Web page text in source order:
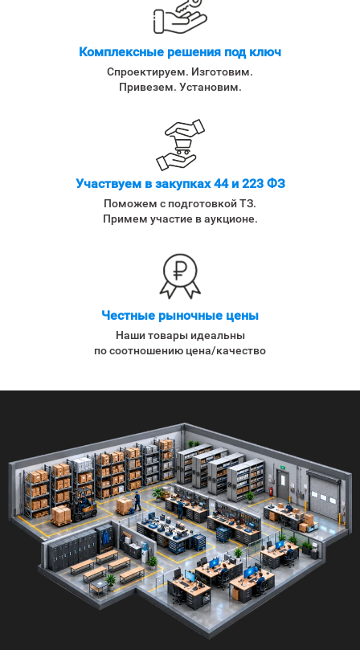
Комплексные решения под ключ
Спроектируем. Изготовим.
Привезем. Установим.
Участвуем в закупках 44 и 223 ФЗ
Поможем с подготовкой ТЗ.
Примем участие в аукционе.
Честные рыночные цены
Наши товары идеальны
по соотношению цена/качество